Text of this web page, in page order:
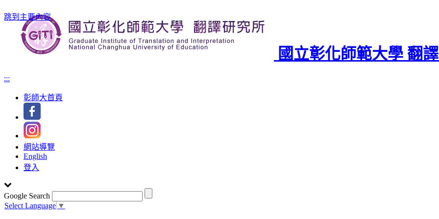
跳到主要內容
國立彰化師範大學 翻
:::
彰師大首頁
網站導覽
English
登入
Google Search
Select Language ▼